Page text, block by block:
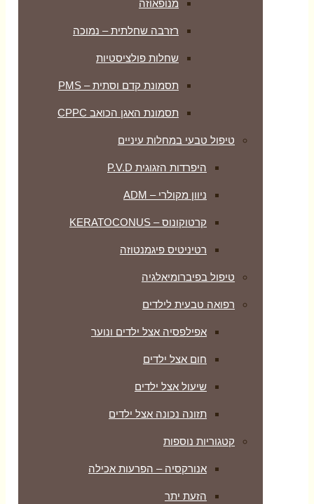
מנופאוזה
רזרבה שחלתית – נמוכה
שחלות פולציסטיות
תסמונת קדם וסתית – PMS
תסמונת האגן הכואב CPPC
טיפול טבעי במחלות עיניים
היפרדות הזגוגית P.V.D
ניוון מקולרי – ADM
קרטוקונוס – KERATOCONUS
רטיניטיס פיגמנטוזה
טיפול בפיברומיאלגיה
רפואה טבעית לילדים
אפילפסיה אצל ילדים ונוער
חום אצל ילדים
שיעול אצל ילדים
תזונה נכונה אצל ילדים
קטגוריות נוספות
אנורקסיה – הפרעות אכילה
הזעת יתר